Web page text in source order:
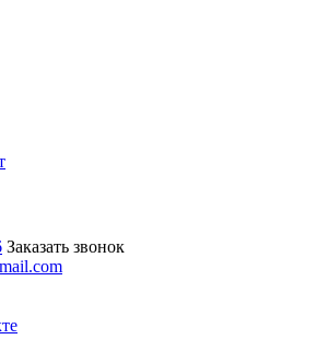
Заказать звонок